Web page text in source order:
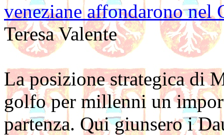
veneziane affondarono
Teresa Valente
La posizione strategica di
golfo per millenni un
partenza. Qui giunsero i